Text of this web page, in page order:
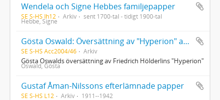
Wendela och Signe Hebbes familjepapper
SE S-HS Ih12 Arkiv sent 1700-tal - tidigt 1900-tal
Hebbe, Signe
Gösta Oswald: Översättning av "Hyperion" av F. Hölderlin
SE S-HS Acc2004/46 Arkiv
Gösta Oswalds översättning av Friedrich Hölderlins "Hyperion"
Oswald, Gösta
Gustaf Åman-Nilssons efterlämnade papper
SE S-HS L12 Arkiv 1911--1942